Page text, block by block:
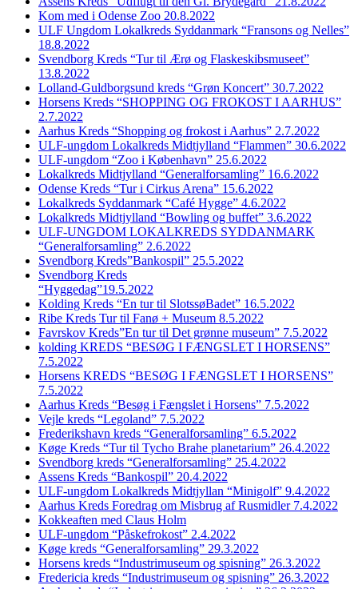
Kom med i Odense Zoo 20.8.2022
ULF Ungdom Lokalkreds Syddanmark “Fransons og Nelles”
18.8.2022
Svendborg Kreds “Tur til Ærø og Flaskeskibsmuseet”
13.8.2022
Lolland-Guldborgsund kreds “Grøn Koncert” 30.7.2022
Horsens Kreds “SHOPPING OG FROKOST I AARHUS”
2.7.2022
Aarhus Kreds “Shopping og frokost i Aarhus” 2.7.2022
ULF-ungdom Lokalkreds Midtjylland “Flammen” 30.6.2022
ULF-ungdom “Zoo i København” 25.6.2022
Lokalkreds Midtjylland “Generalforsamling” 16.6.2022
Odense Kreds “Tur i Cirkus Arena” 15.6.2022
Lokalkreds Syddanmark “Café Hygge” 4.6.2022
Lokalkreds Midtjylland “Bowling og buffet” 3.6.2022
ULF-UNGDOM LOKALKREDS SYDDANMARK
“Generalforsamling” 2.6.2022
Svendborg Kreds”Bankospil” 25.5.2022
Svendborg Kreds
“Hyggedag”19.5.2022
Kolding Kreds “En tur til SlotssøBadet” 16.5.2022
Ribe Kreds Tur til Fanø + Museum 8.5.2022
Favrskov Kreds”En tur til Det grønne museum” 7.5.2022
kolding KREDS “BESØG I FÆNGSLET I HORSENS”
7.5.2022
Horsens KREDS “BESØG I FÆNGSLET I HORSENS”
7.5.2022
Aarhus Kreds “Besøg i Fængslet i Horsens” 7.5.2022
Vejle kreds “Legoland” 7.5.2022
Frederikshavn kreds “Generalforsamling” 6.5.2022
Køge Kreds “Tur til Tycho Brahe planetarium” 26.4.2022
Svendborg kreds “Generalforsamling” 25.4.2022
Assens Kreds “Bankospil” 20.4.2022
ULF-ungdom Lokalkreds Midtjyllan “Minigolf” 9.4.2022
Aarhus Kreds Foredrag om Misbrug af Rusmidler 7.4.2022
Kokkeaften med Claus Holm
ULF-ungdom “Påskefrokost” 2.4.2022
Køge kreds “Generalforsamling” 29.3.2022
Horsens kreds “Industrimuseum og spisning” 26.3.2022
Fredericia kreds “Industrimuseum og spisning” 26.3.2022